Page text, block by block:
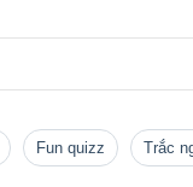
fun quizz trắc